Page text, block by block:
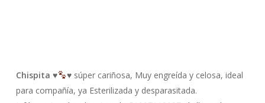
Chispita ♥️ ♥️súper cariñosa, Muy engreída y celosa, ideal
para compañía, ya Esterilizada y desparasitada.